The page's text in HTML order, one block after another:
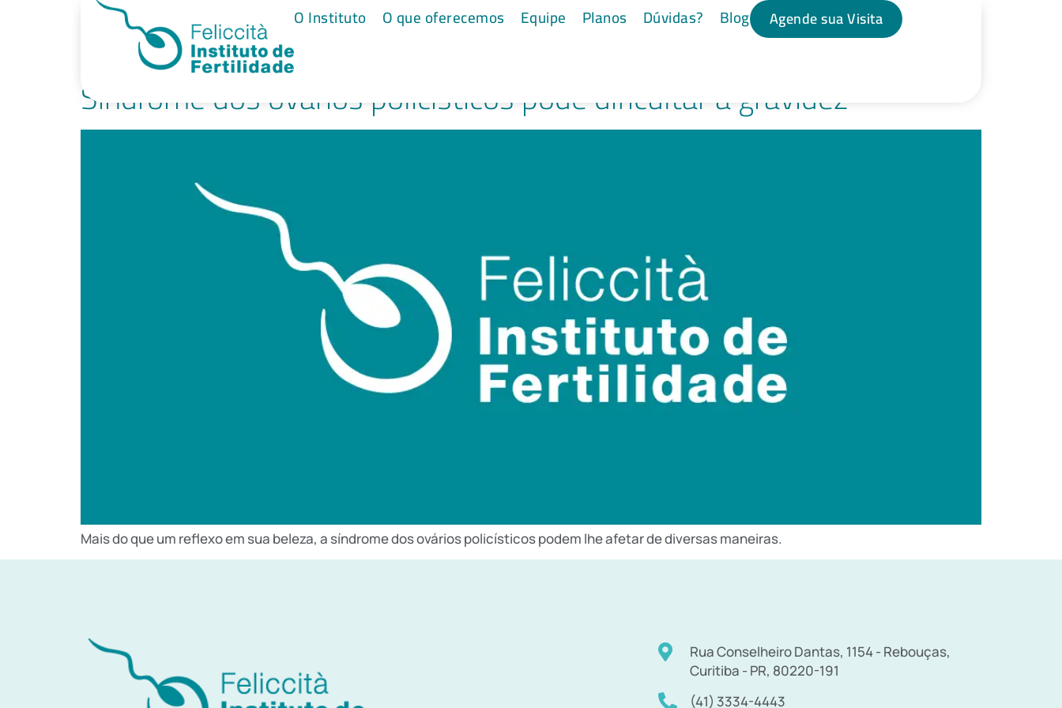
O Instituto O que oferecemos Equipe Planos Dúvidas? Blog Agende sua Visita
Tag:ovários policísticos
Síndrome dos ovários policísticos pode dificultar a gravidez
Mais do que um reflexo em sua beleza, a síndrome dos ovários policísticos podem lhe afetar de diversas maneiras.
Rua Conselheiro Dantas, 1154 - Rebouças,
Curitiba - PR, 80220-191
(41) 3334-4443